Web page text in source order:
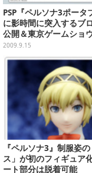
PSP『ペルソナ3ポータ
に影時間に突入するブ
公開＆東京ゲームショ
情報
2009.9.15
『ペルソナ3』制服姿
ス」が初のフィギュア
ート部分は脱着可能